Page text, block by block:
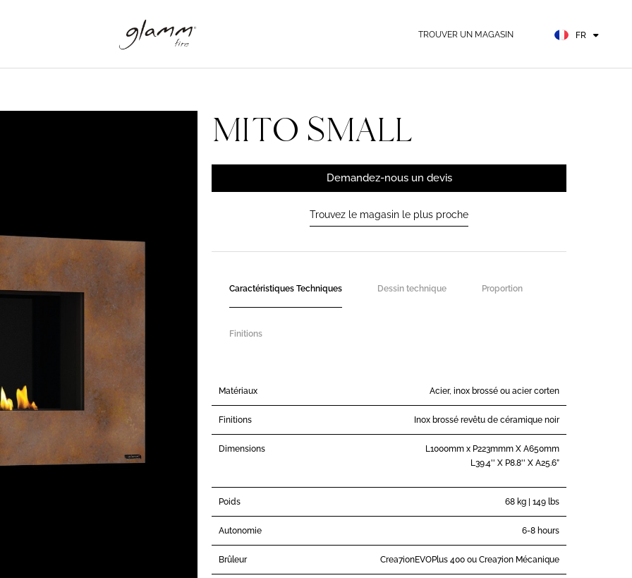
TROUVER UN MAGASIN FR
DE
MITO SMALL
Demandez-nous un devis
Trouvez le magasin le plus proche
Caractéristiques Techniques Dessin technique Proportion
Finitions
Matériaux Acier, inox brossé ou acier corten
Finitions Inox brossé revêtu de céramique noir
Dimensions
L1000mm x P223mmm X A650mm
L39.4'' X P8.8'' X A25.6”
Poids 68 kg | 149 lbs
Autonomie 6-8 hours
Brûleur Crea7ionEVOPlus 400 ou Crea7ion Mécanique